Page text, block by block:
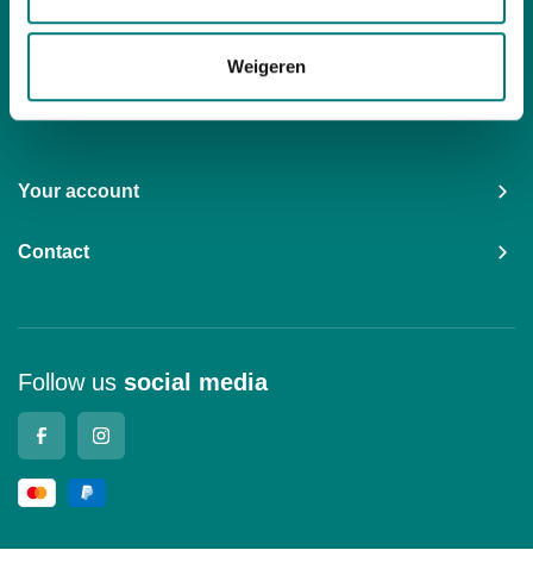
Weigeren
Categories
Customer Service
Your account
Contact
Follow us social media